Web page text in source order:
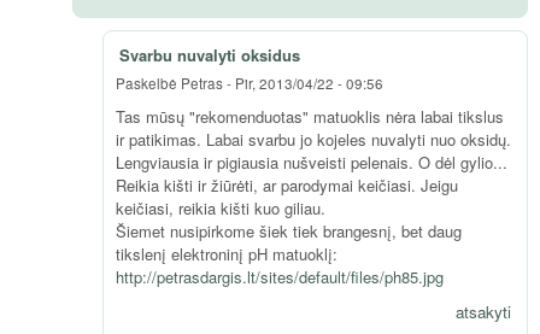
Svarbu nuvalyti oksidus
Paskelbė Petras- Pir, 2013/04/22 - 09:56
Tas mūsų "rekomenduotas" matuoklis nėra labai tikslus
ir patikimas. Labai svarbu jo kojeles nuvalyti nuo oksidų.
Lengviausia ir pigiausia nušveisti pelenais. O dėl gylio...
Reikia kišti ir žiūrėti, ar parodymai keičiasi. Jeigu
keičiasi, reikia kišti kuo giliau.
Šiemet nusipirkome šiek tiek brangesnį, bet daug
tikslenį elektroninį pH matuoklį:
http://petrasdargis.lt/sites/default/files/ph85.jpg
atsakyti